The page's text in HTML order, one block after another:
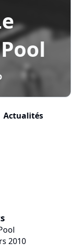
Actualités
2010